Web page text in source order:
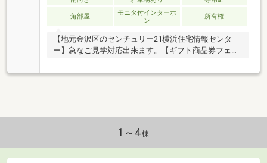
角部屋
モニタ付インターホ
ン
所有権
【地元金沢区のセンチュリー21横浜住宅情報センタ
ー】急なご見学対応出来ます。【ギフト商品券フェア
開催♪（最大10万円分）】※プレゼント情報参照下さ
い。◆新耐震基準マンション・住宅ローン控除制度の
に積立てられおります。・管理形態は（株）大京アス
テージに全部委託し、長期修繕計画等もしっかりと計
画されております。◆周辺環境・八景島シーパラダイ
1～4棟